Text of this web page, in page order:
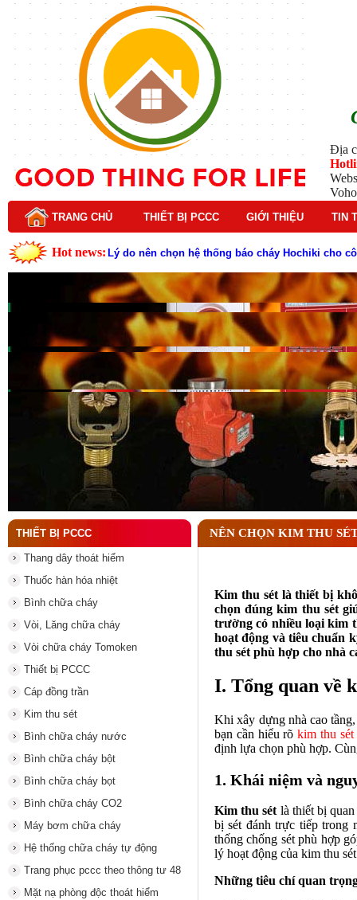
Địa
TRANG CHỦ THIẾT BỊ PCCC GIỚI THIỆU TIN
Hot news: Lý do nên chọn hệ thống báo cháy Hochiki cho
Cấu tạo và nguyên lý hoạt động của báo cháy
Tìm hiểu chi tiết về hệ thống báo cháy Horing
Các loại thang dây thoát hiểm phổ biến trên thị
Thang dây thoát hiểm có tác dụng gì trong tình
Cấu tạo đầu phun chữa cháy trong hệ thống
Kim thu sét là gì? Cấu tạo, nguyên lý hoạt động
Đầu phun chữa cháy là gì và nguyên lý hoạt động
Đầu phun chữa cháy là gì ? Tìm hiểu chi tiết từ A-
THIẾT BỊ PCCC
Thang dây thoát hiểm
Thuốc hàn hóa nhiệt
Bình chữa cháy
Vòi, Lăng chữa cháy
Vòi chữa cháy Tomoken
Thiết bị PCCC
Cáp đồng trần
Kim thu sét
Bình chữa cháy nước
Bình chữa cháy bột
Bình chữa cháy bọt
Bình chữa cháy CO2
Máy bơm chữa cháy
Hệ thống chữa cháy tự động
Trang phục pccc theo thông tư 48
Mặt nạ phòng độc thoát hiểm
NÊN CHỌN KIM THU
Kim thu sét là thiết bị
chọn đúng kim thu sét
trường có nhiều loại kim
hoạt động và tiêu chuẩn
thu sét phù hợp cho nhà
I. Tổng quan về
Khi xây dựng nhà cao
bạn cần hiểu rõkim thu sét
định lựa chọn phù hợp.
1. Khái niệm và
Kim thu sét là thiết bị
bị sét đánh trực tiếp trong
thống chống sét phù hợp
lý hoạt động của kim thu
Những tiêu chí quan